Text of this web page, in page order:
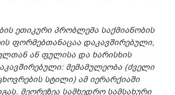
ეთიკური პრობლემა საქმიანობის
ფორმებთანაცაა დაკავშირებული,
ან ფულისა და ხარისხის
მემამულეობა (ძველი
სტილი) ამ იერარქიაში
მეორეზეა სამხედრო სამსახური